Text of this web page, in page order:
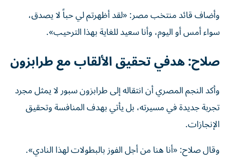
وأضاف قائد منتخب مصر: «لقد أظهرتم لي حباً لا يصدق،
سواء أمس أو اليوم، وأنا سعيد للغاية بهذا الترحيب».
صلاح: هدفي تحقيق الألقاب مع طرابزون
وأكد النجم المصري أن انتقاله إلى طرابزون سبور لا يمثل مجرد
تجربة جديدة في مسيرته، بل يأتي بهدف المنافسة وتحقيق
الإنجازات.
وقال صلاح: «أنا هنا من أجل الفوز بالبطولات لهذا النادي».